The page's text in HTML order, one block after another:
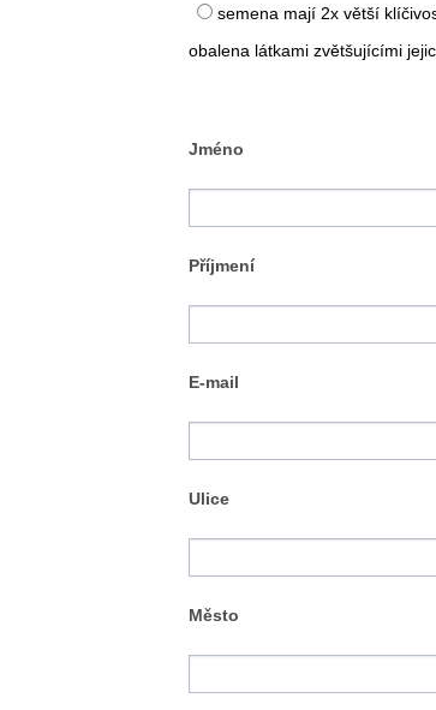
semena mají 2x větší
obalena látkami zvětšujícími
Jméno
Příjmení
E-mail
Ulice
Město